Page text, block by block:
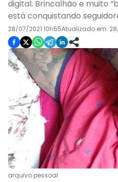
digital. Brincalhão e muito
está conquistando
28/07/2021 10h55Atualizado em:
arquivo pessoal